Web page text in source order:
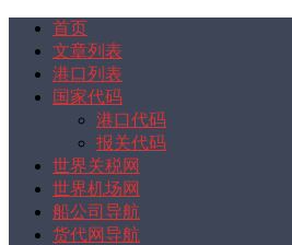
首页
文章列表
港口列表
国家代码
港口代码
报关代码
世界关税网
世界机场网
船公司导航
货代网导航